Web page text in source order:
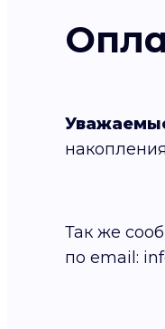
Так же
по email: